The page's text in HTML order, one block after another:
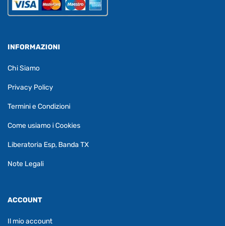
INFORMAZIONI
Chi Siamo
Privacy Policy
Termini e Condizioni
Come usiamo i Cookies
Liberatoria Esp, Banda TX
Note Legali
ACCOUNT
Il mio account